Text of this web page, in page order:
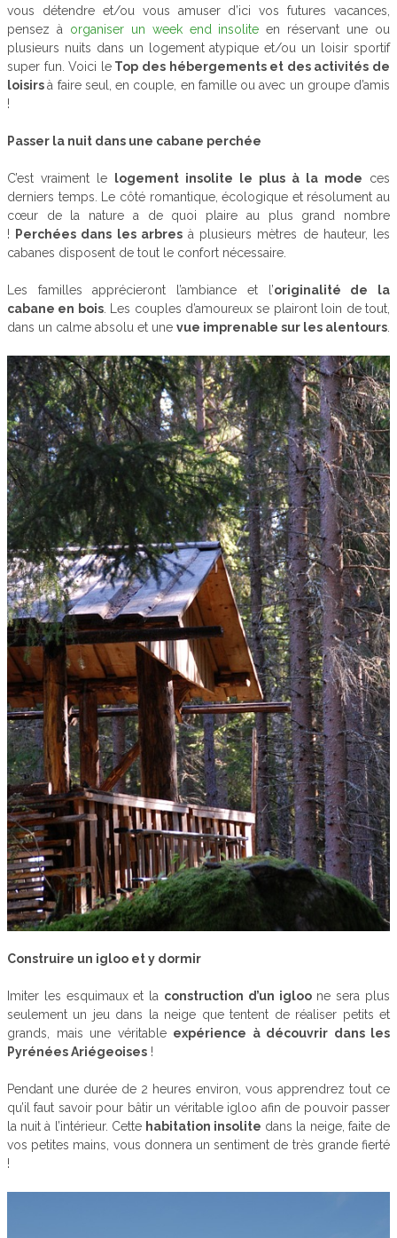
vous détendre et/ou vous amuser d’ici vos futures vacances,
pensez à organiser un week end insolite en réservant une ou
plusieurs nuits dans un logement atypique et/ou un loisir sportif
super fun. Voici leTop des hébergements et des activités de
loisirsà faire seul, en couple, en famille ou avec un groupe d’amis
!
Passer la nuit dans une cabane perchée
C’est vraiment le logement insolite le plus à la mode ces
derniers temps. Le côté romantique, écologique et résolument au
cœur de la nature a de quoi plaire au plus grand nombre
!
Perchées dans les arbresà plusieurs mètres de hauteur, les
cabanes disposent de tout le confort nécessaire.
Les familles apprécieront l’ambiance et l’originalité de la
cabane en bois. Les couples d’amoureux se plairont loin de tout,
dans un calme absolu et une vue imprenable sur les alentours
Construire un igloo et y dormir
Imiter les esquimaux et la construction d’un igloone sera plus
seulement un jeu dans la neige que tentent de réaliser petits et
grands, mais une véritable expérience à découvrir dans les
Pyrénées Ariégeoises !
Pendant une durée de 2 heures environ, vous apprendrez tout ce
qu’il faut savoir pour bâtir un véritable igloo afin de pouvoir passer
la nuit à l’intérieur. Cette habitation insolite dans la neige, faite de
vos petites mains, vous donnera un sentiment de très grande fierté
!